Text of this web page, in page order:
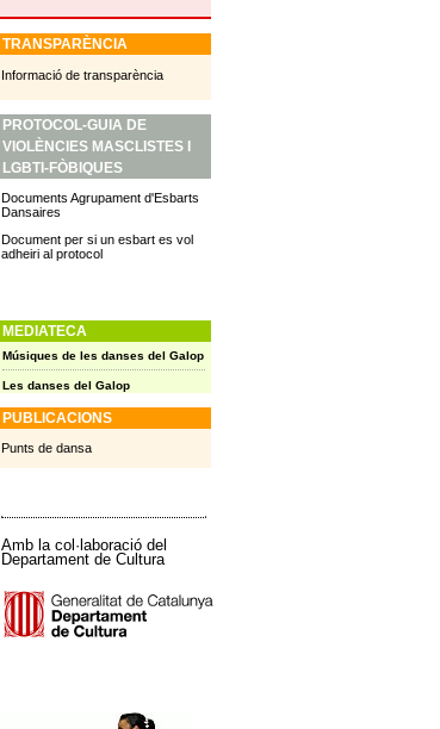
TRANSPARÈNCIA
Informació de transparència
PROTOCOL-GUIA DE
VIOLÈNCIES MASCLISTES I
LGBTI-FÒBIQUES
Documents Agrupament d'Esbarts
Dansaires
Document per si un esbart es vol
adheiri al protocol
MEDIATECA
Músiques de les danses del Galop
Les danses del Galop
PUBLICACIONS
Punts de dansa
Amb la col·laboració del
Departament de Cultura